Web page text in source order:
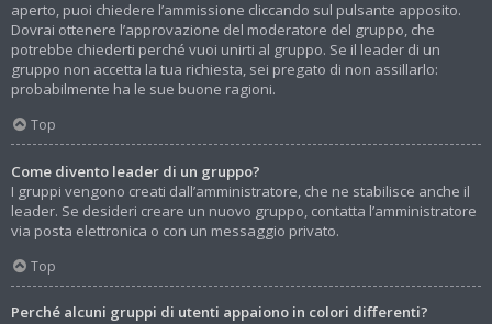
aperto, puoi chiedere l’ammissione cliccando sul pulsante apposito.
Dovrai ottenere l’approvazione del moderatore del gruppo, che
potrebbe chiederti perché vuoi unirti al gruppo. Se il leader di un
gruppo non accetta la tua richiesta, sei pregato di non assillarlo:
probabilmente ha le sue buone ragioni.
Top
Come divento leader di un gruppo?
I gruppi vengono creati dall’amministratore, che ne stabilisce anche il
leader. Se desideri creare un nuovo gruppo, contatta l’amministratore
via posta elettronica o con un messaggio privato.
Top
Perché alcuni gruppi di utenti appaiono in colori differenti?